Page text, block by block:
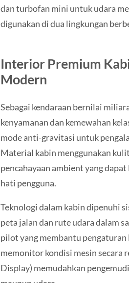
dan turbofan mini untuk udara
digunakan di dua lingkungan
Interior Premium
Modern
Sebagai kendaraan bernilai
kenyamanan dan kemewahan
mode anti-gravitasi untuk
Material kabin menggunakan
pencahayaan ambient yang
hati pengguna.
Teknologi dalam kabin dipenuhi
peta jalan dan rute udara dalam
pilot yang membantu pengaturan
memonitor kondisi mesin secara
Display) memudahkan